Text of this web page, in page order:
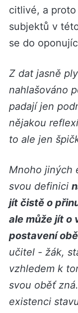
citlivé, a
subjektů v
se do
Z dat jasně
nahlašováno
padají jen
nějakou
to ale jen
Mnoho jiných
svou definici
jít čistě o
ale může jít o
postavení
učitel - žák,
vzhledem k
svou oběť
existenci